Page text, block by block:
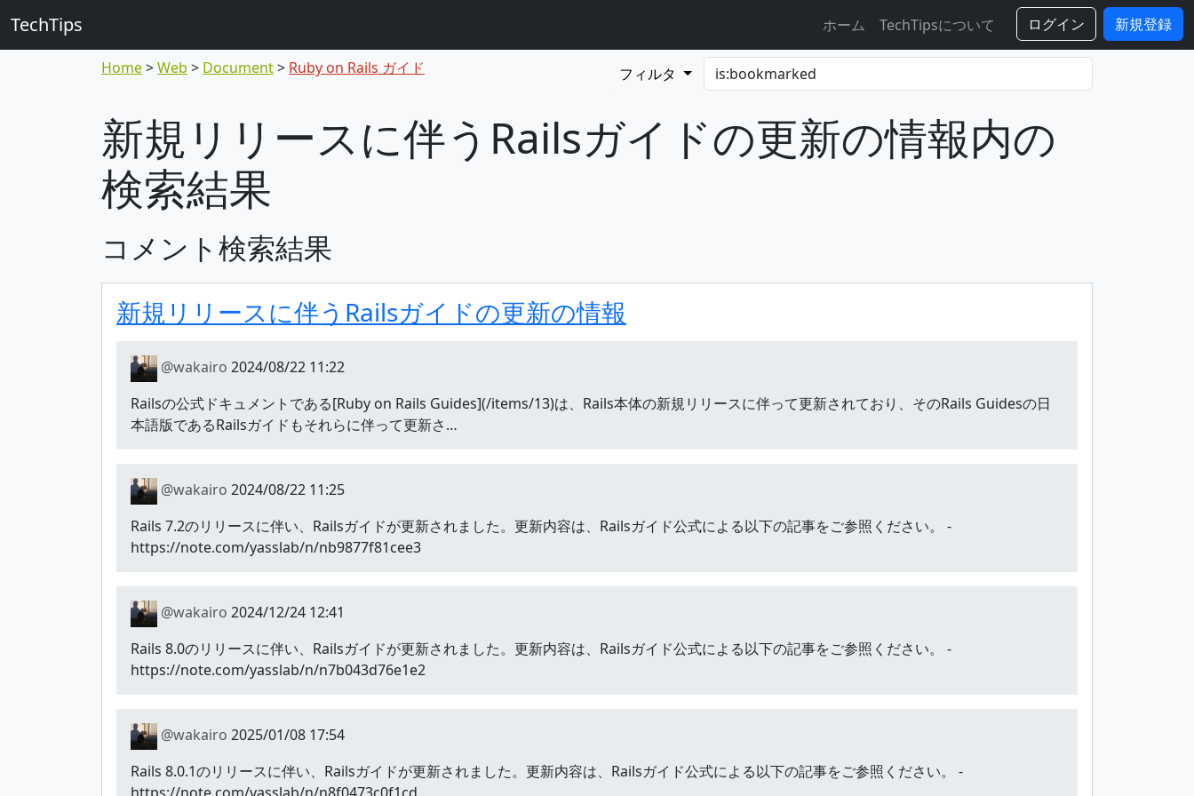
TechTips ホーム TechTipsについて ログイン 新規登録
Home Web Document Ruby on Rails ガイド フィルタ
新規リリースに伴うRailsガイドの更新の情報内の
検索結果
コメント検索結果
新規リリースに伴うRailsガイドの更新の情報
@wakairo 2024/08/22 11:22
Railsの公式ドキュメントである[Ruby on Rails Guides](/items/13)は、Rails本体の新規リリースに伴って更新されており、そのRails Guidesの日
本語版であるRailsガイドもそれらに伴って更新さ…
@wakairo 2024/08/22 11:25
Rails 7.2のリリースに伴い、Railsガイドが更新されました。更新内容は、Railsガイド公式による以下の記事をご参照ください。 -
https://note.com/yasslab/n/nb9877f81cee3
@wakairo 2024/12/24 12:41
Rails 8.0のリリースに伴い、Railsガイドが更新されました。更新内容は、Railsガイド公式による以下の記事をご参照ください。 -
https://note.com/yasslab/n/n7b043d76e1e2
@wakairo 2025/01/08 17:54
Rails 8.0.1のリリースに伴い、Railsガイドが更新されました。更新内容は、Railsガイド公式による以下の記事をご参照ください。 -